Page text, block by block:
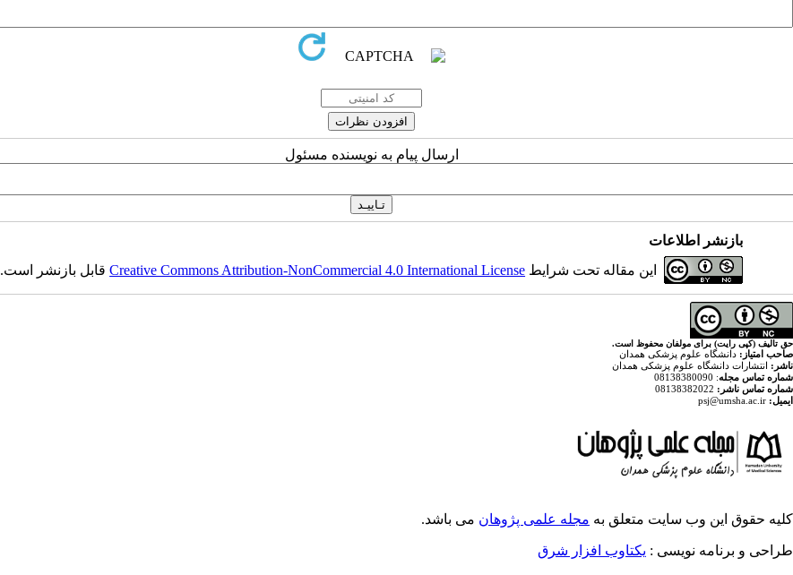
ارسال پیام به نویسنده مسئول
بازنشر اطلاعات
این مقاله تحت شرایط Creative Commons Attribution-NonCommercial 4.0 International Licenseقابل بازنشر است.
حق تالیف (کپی رایت) برای مولفان محفوظ است.
صاحب امتیاز: دانشگاه علوم پزشکی همدان
ناشر: انتشارات دانشگاه علوم پزشکی همدان
شماره تماس مجله: 08138380090
شماره تماس ناشر:
ایمیل:
کلیه حقوق این وب سایت متعلق به مجله علمی پژوهان می باشد.
طراحی و برنامه نویسی : یکتاوب افزار شرق